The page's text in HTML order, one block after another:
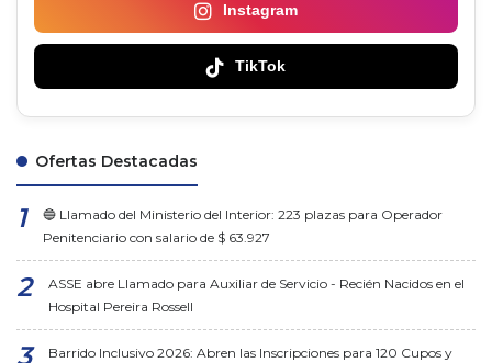
Instagram
TikTok
Ofertas Destacadas
🔵 Llamado del Ministerio del Interior: 223 plazas para Operador
Penitenciario con salario de $ 63.927
ASSE abre Llamado para Auxiliar de Servicio - Recién Nacidos en el
Hospital Pereira Rossell
Barrido Inclusivo 2026: Abren las Inscripciones para 120 Cupos y